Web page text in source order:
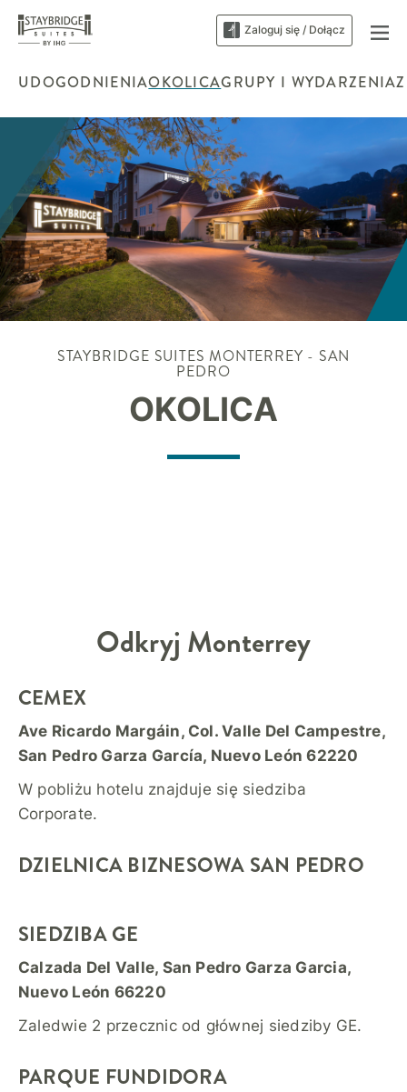
Zaloguj się / Dołącz
UDOGODNIENIAOKOLICAGRUPY I WYDARZENIA
STAYBRIDGE SUITES MONTERREY - SAN
PEDRO
OKOLICA
Odkryj Monterrey
CEMEX
Ave Ricardo Margáin, Col. Valle Del Campestre,
San Pedro Garza García, Nuevo León 62220
W pobliżu hotelu znajduje się siedziba
Corporate.
DZIELNICA BIZNESOWA SAN PEDRO
SIEDZIBA GE
Calzada Del Valle, San Pedro Garza Garcia,
Nuevo León 66220
Zaledwie 2 przecznic od głównej siedziby GE.
PARQUE FUNDIDORA